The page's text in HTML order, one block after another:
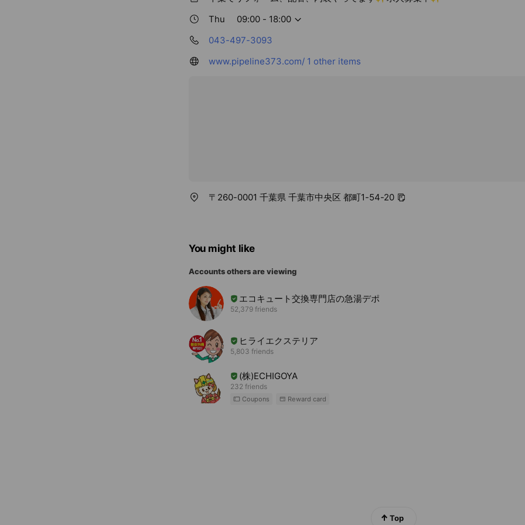
Thu
09:00 - 18:00
043-497-3093
www.pipeline373.com/ 1 other items
〒260-0001 千葉県 千葉市中央区 都町1-54-20
You might like
Accounts others are viewing
エコキュート交換専門店の急湯デポ
52,379 friends
ヒライエクステリア
5,803 friends
(株)ECHIGOYA
232 friends
Coupons Reward card
Top